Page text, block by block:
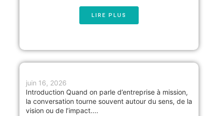
LIRE PLUS
juin 16, 2026
Introduction Quand on parle d’entreprise à mission,
la conversation tourne souvent autour du sens, de la
vision ou de l’impact....